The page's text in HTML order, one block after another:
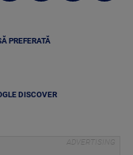
PREFERATĂ
DISCOVER